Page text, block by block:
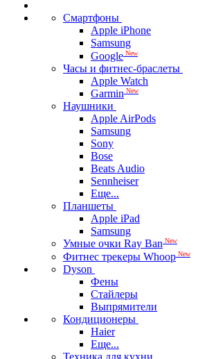
Смартфоны
Apple iPhone
Samsung
Google New
Часы и фитнес-браслеты
Apple Watch
Garmin New
Наушники
Apple AirPods
Samsung
Sony
Bose
Beats Audio
Sennheiser
Еще...
Планшеты
Apple iPad
Samsung
Умные очки Ray Ban New
Фитнес трекеры Whoop New
Dyson
Фены
Стайлеры
Выпрямители
Кондиционеры
Haier
Еще...
Техника для кухни